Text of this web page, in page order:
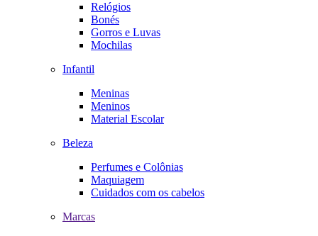
Relógios
Bonés
Gorros e Luvas
Mochilas
Infantil
Meninas
Meninos
Material Escolar
Beleza
Perfumes e Colônias
Maquiagem
Cuidados com os cabelos
Marcas